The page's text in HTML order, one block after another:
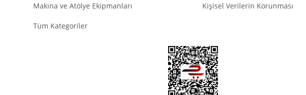
Makina ve Atölye Ekipmanları
Tüm Kategoriler
Kişisel Verilerin Korunması